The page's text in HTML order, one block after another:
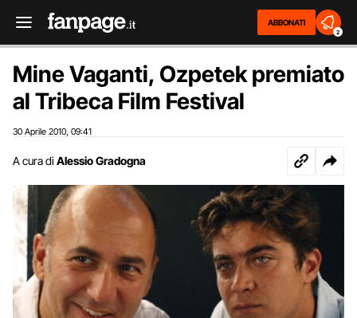
ABBONATI
2
Mine Vaganti, Ozpetek premiato
al Tribeca Film Festival
30 Aprile 2010 09:41
A cura di Alessio Gradogna